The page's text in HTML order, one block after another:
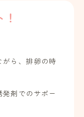
ら、排卵の時
剤でのサポー